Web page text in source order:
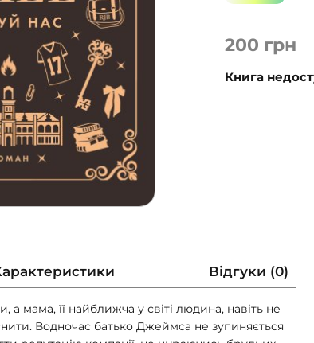
200 грн
Книга
Відгуки (0)
а мама, її найближча у світі людина, навіть не
Водночас батько Джеймса не зупиняється